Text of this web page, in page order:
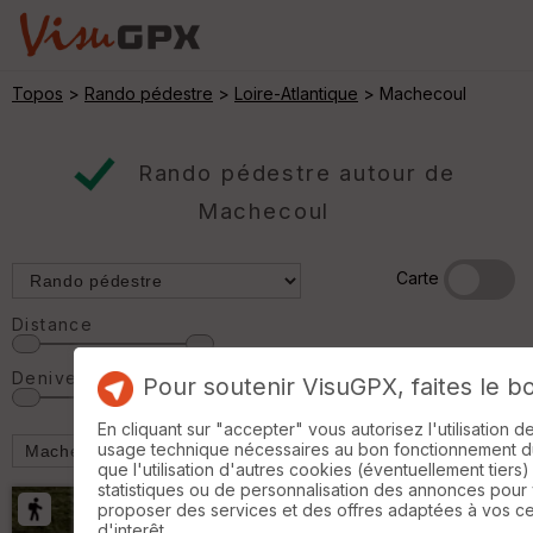
Topos > Rando pédestre > Loire-Atlantique > Machecoul
Rando pédestre autour de
Machecoul
Carte
Distance
Denivelé Pour soutenir VisuGPX, faites le
En cliquant sur "accepter" vous autorisez l'utilisation
usage technique nécessaires au bon fonctionnement
que l'utilisation d'autres cookies (éventuellement
statistiques ou de personnalisation des annonces pour
proposer des services et des offres adaptées à vos